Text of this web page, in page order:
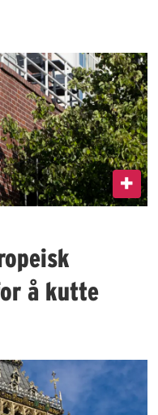
å kutte